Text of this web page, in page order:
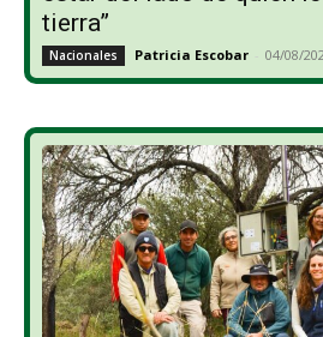
tierra”
Nacionales Patricia Escobar - 04/08/